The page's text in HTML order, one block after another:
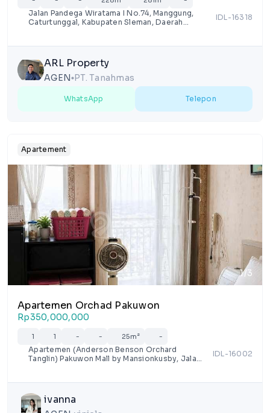
Jalan Pandega Wiratama I No.74, Manggung,
Caturtunggal, Kabupaten Sleman, Daerah
IDL-16318
ARL Property
AGEN lens PT. Tanahmas
WhatsApp Telepon
Apartement
1/3
Apartemen Orchad Pakuwon
Rp350,000,000
1 1 - - 25m² -
Apartemen (Anderson Benson Orchard
Tanglin) Pakuwon Mall by Mansionkusby, Jalan
IDL-16002
ivanna